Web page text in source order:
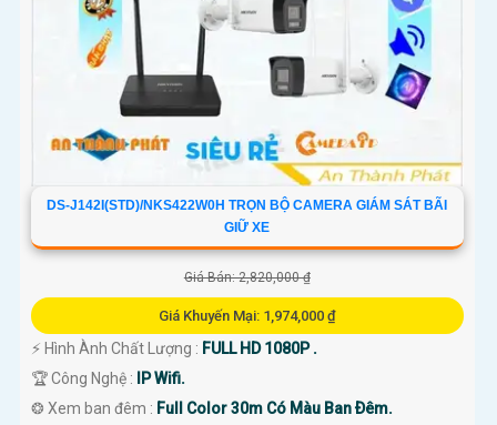
DS-J142I(STD)/NKS422W0H TRỌN BỘ CAMERA GIÁM SÁT BÃI
GIỮ XE
Giá Bán: 2,820,000 ₫
Giá Khuyến Mại: 1,974,000 ₫
️⚡ Hình Ành Chất Lượng : FULL HD 1080P .
🏆 Công Nghệ :
IP Wifi.
❂ Xem ban đêm : Full Color 30m Có Màu Ban Ðêm.